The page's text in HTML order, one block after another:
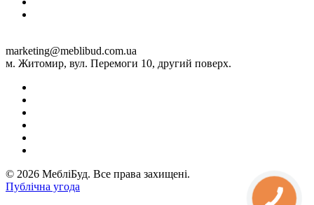
marketing@meblibud.com.ua
м. Житомир, вул. Перемоги 10, другий поверх.
© 2026 МебліБуд. Все права захищені.
Публічна угода